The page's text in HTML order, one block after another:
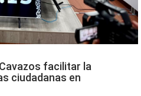
facilitar la
ciudadanas en